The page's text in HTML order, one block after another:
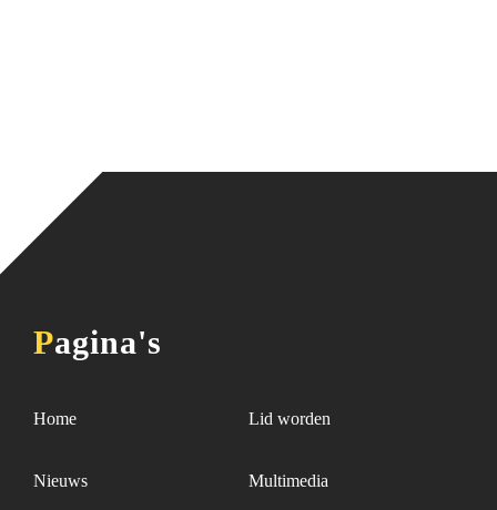
Pagina's
Home
Nieuws
Lid worden
Multimedia